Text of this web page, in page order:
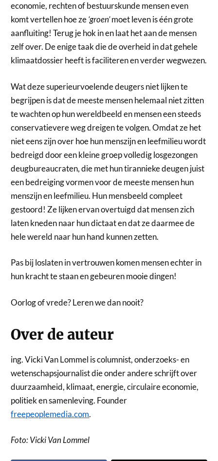
economie, rechten of bestuurskunde mensen even
komt vertellen hoe ze‘groen’moet leven is één grote
aanfluiting! Terug je hok in en laat het aan de mensen
zelf over. De enige taak die de overheid in dat gehele
klimaatdossier heeft is faciliteren en verder wegwezen.
Wat deze superieurvoelende deugers niet lijken te
begrijpen is dat de meeste mensen helemaal niet zitten
te wachten op hun wereldbeeld en mensen een steeds
conservatievere weg dreigen te volgen. Omdat ze het
niet eens zijn over hoe hun menszijn en leefmilieu wordt
bedreigd door een kleine groep volledig losgezongen
deugbureaucraten, die met hun tirannieke deugen juist
een bedreiging vormen voor de meeste mensen hun
menszijn en leefmilieu. Hun mensbeeld compleet
gestoord! Ze lijken ervan overtuigd dat mensen zich
laten kneden naar hun dictaat en dat ze daarmee de
hele wereld naar hun hand kunnen zetten.
Pas bij loslaten in vertrouwen komen mensen echter in
hun kracht te staan en gebeuren mooie dingen!
Oorlog of vrede? Leren we dan nooit?
Over de auteur
ing. Vicki Van Lommel is columnist, onderzoeks- en
wetenschapsjournalist die onder andere schrijft over
duurzaamheid, klimaat, energie, circulaire economie,
politiek en samenleving. Founder
freepeoplemedia.com.
Foto: Vicki Van Lommel